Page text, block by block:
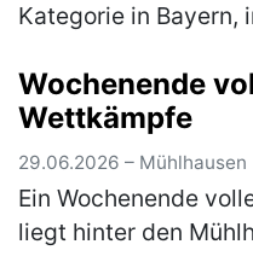
Kategorie in Bayern,
Woffenbach e.V.
Wochenende
Wettkämpfe
29.06.2026 – Mühlhausen
Ein Wochenende
liegt hinter den